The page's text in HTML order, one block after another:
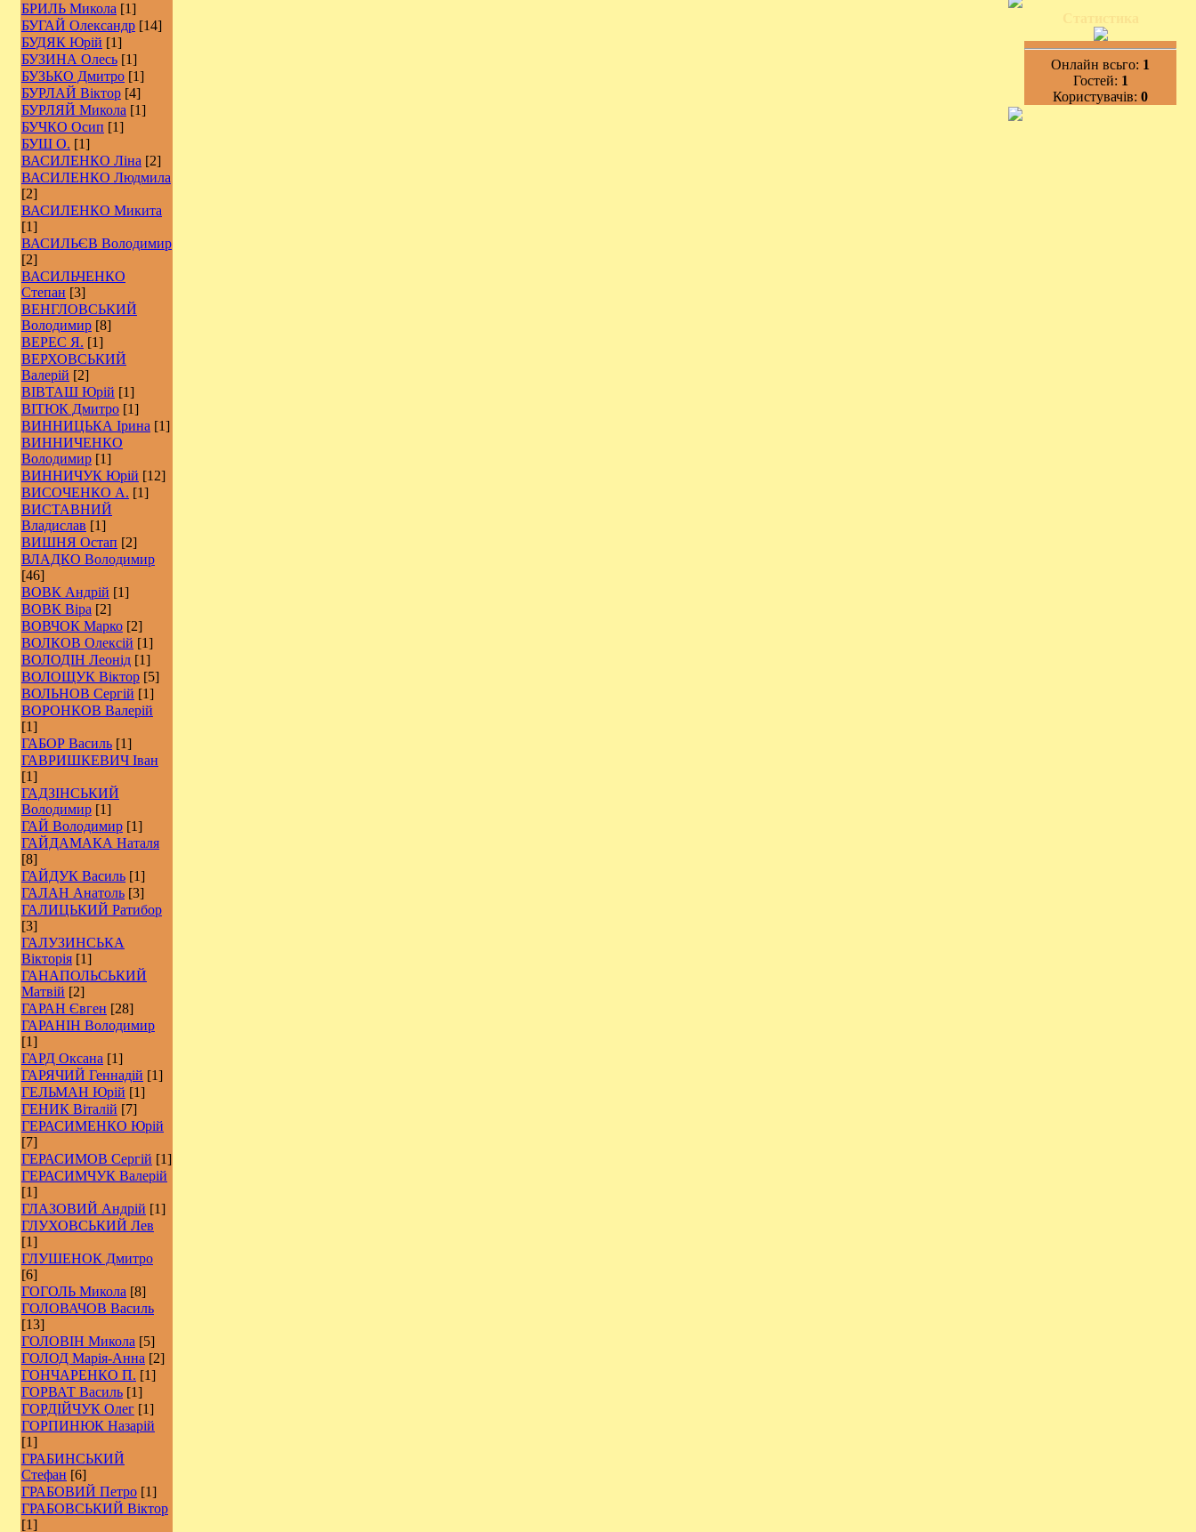
БРИЛЬ Микола [1]
БУГАЙ Олександр [14]
БУДЯК Юрій [1]
БУЗИНА Олесь [1]
БУЗЬКО Дмитро [1]
БУРЛАЙ Віктор [4]
БУРЛЯЙ Микола [1]
БУЧКО Осип [1]
БУШ О. [1]
ВАСИЛЕНКО Ліна [2]
ВАСИЛЕНКО Людмила
[2]
ВАСИЛЕНКО Микита
[1]
ВАСИЛЬЄВ Володимир
[2]
ВАСИЛЬЧЕНКО
Степан [3]
ВЕНГЛОВСЬКИЙ
Володимир [8]
ВЕРЕС Я. [1]
ВЕРХОВСЬКИЙ
Валерій [2]
ВІВТАШ Юрій [1]
ВІТЮК Дмитро [1]
ВИННИЦЬКА Ірина [1]
ВИННИЧЕНКО
Володимир [1]
ВИННИЧУК Юрій [12]
ВИСОЧЕНКО А. [1]
ВИСТАВНИЙ
Владислав [1]
ВИШНЯ Остап [2]
ВЛАДКО Володимир
[46]
ВОВК Андрій [1]
ВОВК Віра [2]
ВОВЧОК Марко [2]
ВОЛКОВ Олексій [1]
ВОЛОДІН Леонід [1]
ВОЛОЩУК Віктор [5]
ВОЛЬНОВ Сергій [1]
ВОРОНКОВ Валерій
[1]
ГАБОР Василь [1]
ГАВРИШКЕВИЧ Іван
[1]
ГАДЗІНСЬКИЙ
Володимир [1]
ГАЙ Володимир [1]
ГАЙДАМАКА Наталя
[8]
ГАЙДУК Василь [1]
ГАЛАН Анатоль [3]
ГАЛИЦЬКИЙ Ратибор
[3]
ГАЛУЗИНСЬКА
Вікторія [1]
ГАНАПОЛЬСЬКИЙ
Матвій [2]
ГАРАН Євген [28]
ГАРАНІН Володимир
[1]
ГАРД Оксана [1]
ГАРЯЧИЙ Геннадій [1]
ГЕЛЬМАН Юрій [1]
ГЕНИК Віталій [7]
ГЕРАСИМЕНКО Юрій
[7]
ГЕРАСИМОВ Сергій [1]
ГЕРАСИМЧУК Валерій
[1]
ГЛАЗОВИЙ Андрій [1]
ГЛУХОВСЬКИЙ Лев
[1]
ГЛУШЕНОК Дмитро
[6]
ГОГОЛЬ Микола [8]
ГОЛОВАЧОВ Василь
[13]
ГОЛОВІН Микола [5]
ГОЛОД Марія-Анна [2]
ГОНЧАРЕНКО П. [1]
ГОРВАТ Василь [1]
ГОРДІЙЧУК Олег [1]
ГОРПИНЮК Назарій
[1]
ГРАБИНСЬКИЙ
Стефан [6]
ГРАБОВИЙ Петро [1]
ГРАБОВСЬКИЙ Віктор
[1]
Онлайн всьго: 1
Гостей: 1
Користувачів: 0